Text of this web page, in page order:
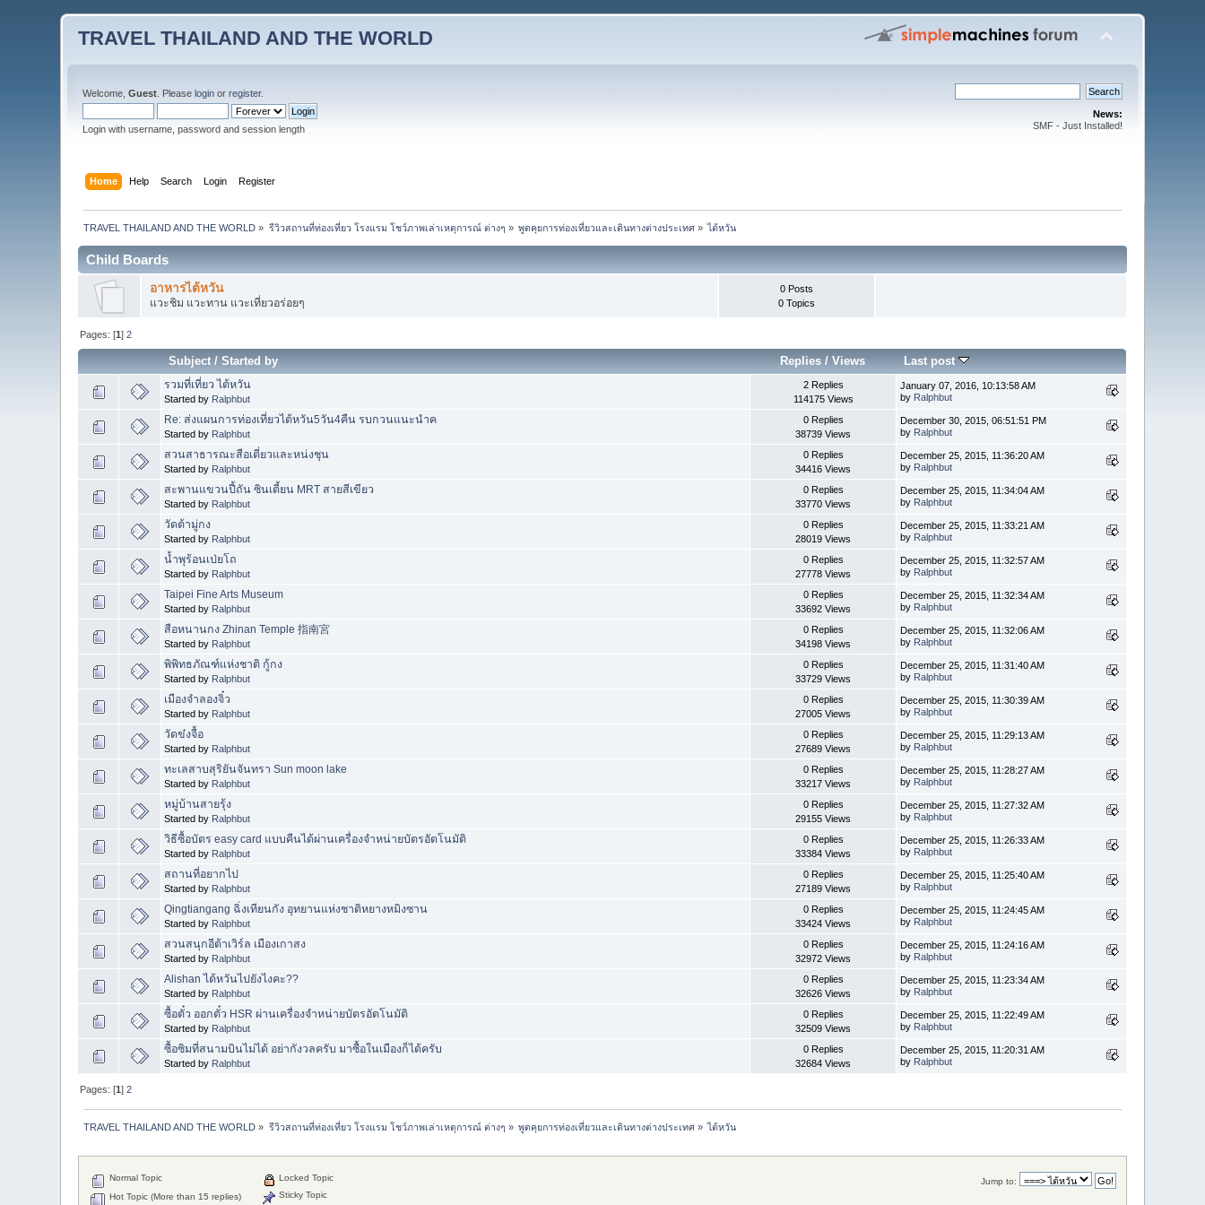
TRAVEL THAILAND AND THE WORLD
Welcome,Guest . Pleaselogin orregister.
Login with username, password and session length
News:
SMF - Just Installed!
Home Help Search Login Register
TRAVEL THAILAND AND THE WORLD » รีวิวสถานที่ท่องเที่ยว โรงแรม โชว์ภาพเล่าเหตุการณ์ ต่างๆ » พูดคุยการท่องเที่ยวและเดินทางต่างประเทศ » ไต้หวัน
Child Boards
อาหารไต้หวัน
แวะชิม แวะทาน แวะเที่ยวอร่อยๆ
0 Posts
0 Topics
Pages: [1]2
Subject/Started by Replies /Views Last post
รวมที่เที่ยว ไต้หวัน
Started by Ralphbut
2 Replies
114175 Views
January 07, 2016, 10:13:58 AM
by Ralphbut
Re: ส่งแผนการท่องเที่ยวไต้หวัน5วัน4คืน รบกวนแนะนำค
Started by Ralphbut
0 Replies
38739 Views
December 30, 2015, 06:51:51 PM
by Ralphbut
สวนสาธารณะสือเตี่ยวและหน่งชุน
Started by Ralphbut
0 Replies
34416 Views
December 25, 2015, 11:36:20 AM
by Ralphbut
สะพานแขวนปี้ถัน ซินเตี้ยน MRT สายสีเขียว
Started by Ralphbut
0 Replies
33770 Views
December 25, 2015, 11:34:04 AM
by Ralphbut
วัดต้ามู่กง
Started by Ralphbut
0 Replies
28019 Views
December 25, 2015, 11:33:21 AM
by Ralphbut
น้ำพุร้อนเป่ยโถ
Started by Ralphbut
0 Replies
27778 Views
December 25, 2015, 11:32:57 AM
by Ralphbut
Taipei Fine Arts Museum
Started by Ralphbut
0 Replies
33692 Views
December 25, 2015, 11:32:34 AM
by Ralphbut
สือหนานกง Zhinan Temple 指南宮
Started by Ralphbut
0 Replies
34198 Views
December 25, 2015, 11:32:06 AM
by Ralphbut
พิพิทธภัณฑ์แห่งชาติ กู้กง
Started by Ralphbut
0 Replies
33729 Views
December 25, 2015, 11:31:40 AM
by Ralphbut
เมืองจำลองจิ๋ว
Started by Ralphbut
0 Replies
27005 Views
December 25, 2015, 11:30:39 AM
by Ralphbut
วัดข๋งจื้อ
Started by Ralphbut
0 Replies
27689 Views
December 25, 2015, 11:29:13 AM
by Ralphbut
ทะเลสาบสุริยันจันทรา Sun moon lake
Started by Ralphbut
0 Replies
33217 Views
December 25, 2015, 11:28:27 AM
by Ralphbut
หมู่บ้านสายรุ้ง
Started by Ralphbut
0 Replies
29155 Views
December 25, 2015, 11:27:32 AM
by Ralphbut
วิธีซื้อบัตร easy card แบบคืนได้ผ่านเครื่องจำหน่ายบัตรอัตโนมัติ
Started by Ralphbut
0 Replies
33384 Views
December 25, 2015, 11:26:33 AM
by Ralphbut
สถานที่อยากไป
Started by Ralphbut
0 Replies
27189 Views
December 25, 2015, 11:25:40 AM
by Ralphbut
Qingtiangang ฉิ่งเทียนกัง อุทยานแห่งชาติหยางหมิงซาน
Started by Ralphbut
0 Replies
33424 Views
December 25, 2015, 11:24:45 AM
by Ralphbut
สวนสนุกอีต้าเวิร์ล เมืองเกาสง
Started by Ralphbut
0 Replies
32972 Views
December 25, 2015, 11:24:16 AM
by Ralphbut
Alishan ไต้หวันไปยังไงคะ??
Started by Ralphbut
0 Replies
32626 Views
December 25, 2015, 11:23:34 AM
by Ralphbut
ซื้อตั๋ว ออกตั๋ว HSR ผ่านเครื่องจำหน่ายบัตรอัตโนมัติ
Started by Ralphbut
0 Replies
32509 Views
December 25, 2015, 11:22:49 AM
by Ralphbut
ซื้อซิมที่สนามบินไม่ได้ อย่ากังวลครับ มาซื้อในเมืองก็ได้ครับ
Started by Ralphbut
0 Replies
32684 Views
December 25, 2015, 11:20:31 AM
by Ralphbut
Pages: [1]2
TRAVEL THAILAND AND THE WORLD » รีวิวสถานที่ท่องเที่ยว โรงแรม โชว์ภาพเล่าเหตุการณ์ ต่างๆ » พูดคุยการท่องเที่ยวและเดินทางต่างประเทศ » ไต้หวัน
Jump to:
Normal Topic
Hot Topic (More than 15 replies)
Locked Topic
Sticky Topic